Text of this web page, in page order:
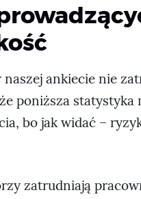
ankiecie nie
poniższa statystyka
bo jak widać –
zatrudniają